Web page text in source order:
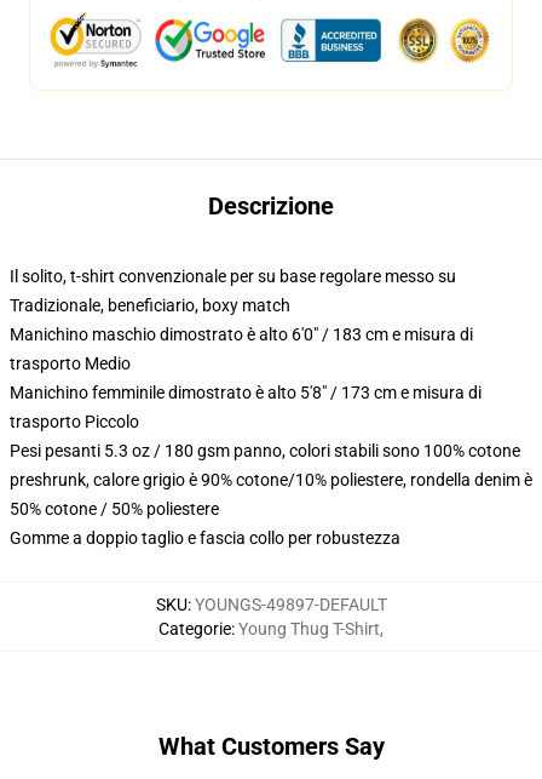
Descrizione
Il solito, t-shirt convenzionale per su base regolare messo su
Tradizionale, beneficiario, boxy match
Manichino maschio dimostrato è alto 6'0" / 183 cm e misura di
trasporto Medio
Manichino femminile dimostrato è alto 5'8" / 173 cm e misura di
trasporto Piccolo
Pesi pesanti 5.3 oz / 180 gsm panno, colori stabili sono 100% cotone
preshrunk, calore grigio è 90% cotone/10% poliestere, rondella denim è
50% cotone / 50% poliestere
Gomme a doppio taglio e fascia collo per robustezza
SKU:YOUNGS-49897-DEFAULT
Categorie:Young Thug T-Shirt,
What Customers Say